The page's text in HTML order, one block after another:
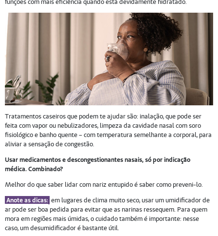
Tratamentos caseiros que podem te ajudar são: inalação, que pode ser
feita com vapor ou nebulizadores, limpeza da cavidade nasal com soro
fisiológico e banho quente – com temperatura semelhante a corporal, para
aliviar a sensação de congestão.
Usar medicamentos e descongestionantes nasais, só por indicação
médica. Combinado?
Melhor do que saber lidar com nariz entupido é saber como preveni-lo.
Anote as dicas:: em lugares de clima muito seco, usar um umidificador de
ar pode ser boa pedida para evitar que as narinas ressequem. Para quem
mora em regiões mais úmidas, o cuidado também é importante: nesse
caso, um desumidificador é bastante útil.